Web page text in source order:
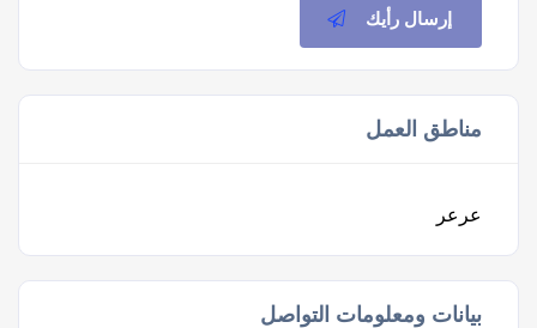
إرسال رأيك
مناطق العمل
عرعر
بيانات ومعلومات التواصل